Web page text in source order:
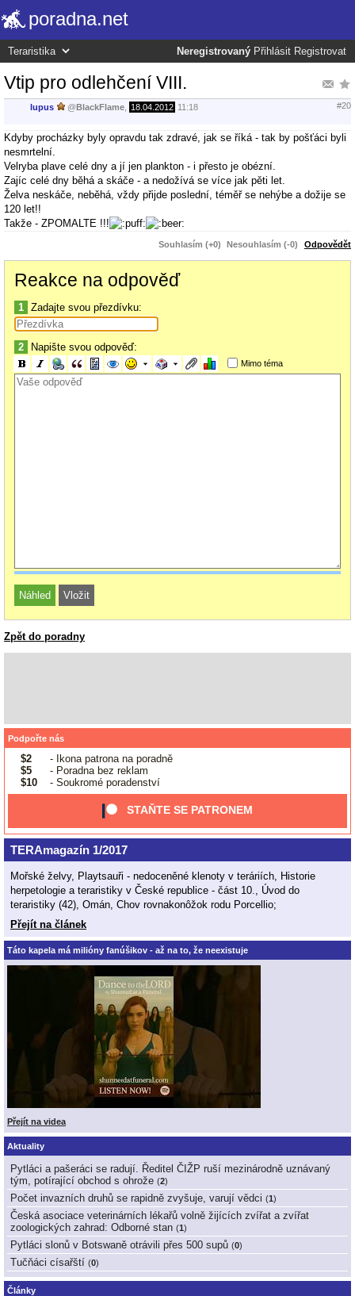
poradna.net
Neregistrovaný Přihlásit Registrovat
Vtip pro odlehčení VIII.
lupus @BlackFlame 18.04.2012 11:18 #20
Kdyby procházky byly opravdu tak zdravé, jak se říká - tak by pošťáci byli
nesmrtelní.
Velryba plave celé dny a jí jen plankton - i přesto je obézní.
Zajíc celé dny běhá a skáče - a nedožívá se více jak pěti let.
Želva neskáče, neběhá, vždy přijde poslední, téměř se nehýbe a dožije se
120 let!!
Takže - ZPOMALTE !!!
Souhlasím (+0) Nesouhlasím (-0) Odpovědět
Reakce na odpověď
1 Zadajte svou přezdívku:
2 Napište svou odpověď:
Mimo téma
Zpět do poradny
Podpořte nás
$2
- Ikona patrona na poradně
$5
- Poradna bez reklam
$10
- Soukromé poradenství
STAŇTE SE PATRONEM
TERAmagazín 1/2017
Mořské želvy, Playtsauři - nedoceněné klenoty v teráriích, Historie
herpetologie a teraristiky v České republice - část 10., Úvod do
teraristiky (42), Omán, Chov rovnakonôžok rodu Porcellio;
Přejít na článek
Táto kapela má milióny fanúšikov - až na to, že neexistuje
Přejít na videa
Aktuality
Pytláci a pašeráci se radují. Ředitel ČIŽP ruší mezinárodně uznávaný
tým, potírající obchod s ohrože (2)
Počet invazních druhů se rapidně zvyšuje, varují vědci (1 )
Česká asociace veterinárních lékařů volně žijících zvířat a zvířat
zoologických zahrad: Odborné stan (1 )
Pytláci slonů v Botswaně otrávili přes 500 supů (0)
Tučňáci císařští (0)
Články